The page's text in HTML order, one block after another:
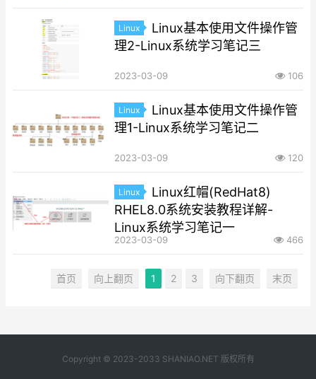
Linux
Linux基本使用文件操作管
理2-Linux系统学习笔记三
2023-03-09 106
Linux
Linux基本使用文件操作管
理1-Linux系统学习笔记二
2023-03-09 120
Linux
Linux红帽(RedHat8)
RHEL8.0系统安装教程详解-
Linux系统学习笔记一
2023-03-09 466
首页 向上翻页 1 2 3 向下翻页 末页
Copyright © 2023-2033 SHANIAO.NET 版权所有